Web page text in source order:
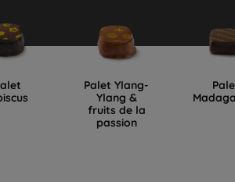
Palet Ylang-
Ylang &
fruits de la
passion